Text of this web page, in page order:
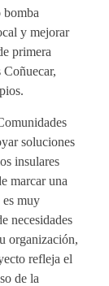
bomba
y mejorar
primera
soluciones
insulares
marcar una
muy
necesidades
organización,
refleja el
de la